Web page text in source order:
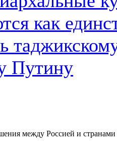
как
Путину
между Россией и